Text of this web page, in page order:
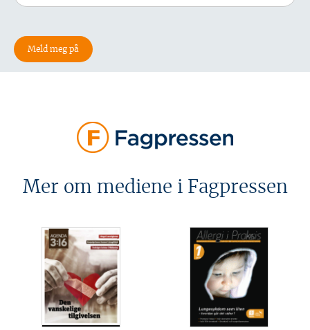
Mer om mediene i Fagpressen